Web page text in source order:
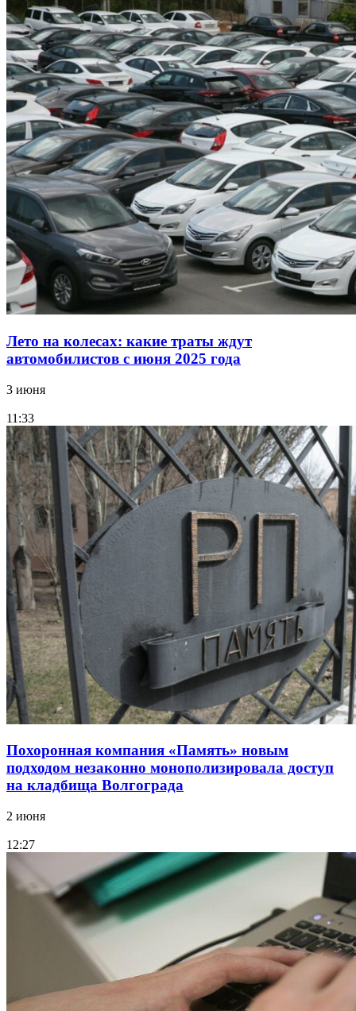
Лето на колесах: какие траты ждут
автомобилистов с июня 2025 года
3 июня
11:33
Похоронная компания «Память» новым
подходом незаконно монополизировала доступ
на кладбища Волгограда
2 июня
12:27